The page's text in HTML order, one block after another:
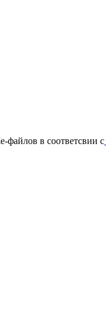
файлов в соответсвии с